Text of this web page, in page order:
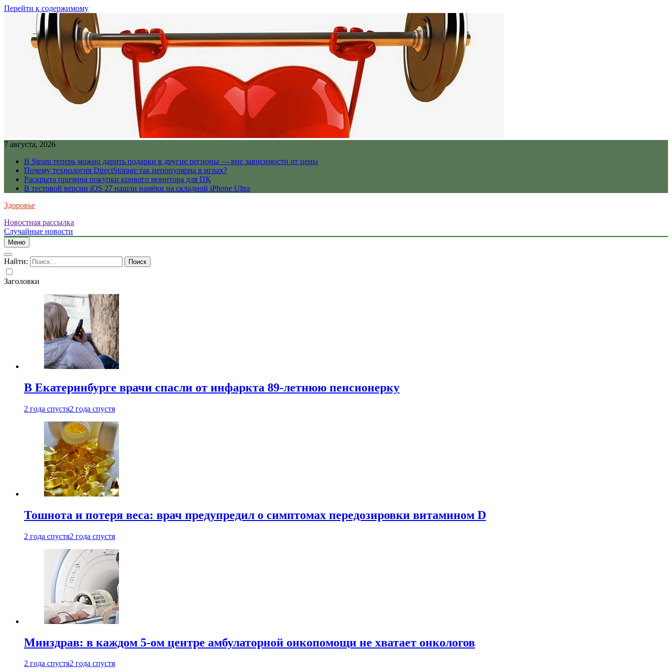
Перейти к содержимому
7 августа, 2026
В Steam теперь можно дарить подарки в другие регионы — вне зависимости от цены
Почему технология DirectStorage так непопулярна в играх?
Раскрыта причина покупки кривого монитора для ПК
В тестовой версии iOS 27 нашли намёки на складной iPhone Ultra
Здоровье
Новостная рассылка
Случайные новости
Меню
Найти:
Заголовки
В Екатеринбурге врачи спасли от инфаркта 89-летнюю пенсионерку
2 года спустя2 года спустя
Тошнота и потеря веса: врач предупредил о симптомах передозировки витамином D
2 года спустя2 года спустя
Минздрав: в каждом 5-ом центре амбулаторной онкопомощи не хватает онкологов
2 года спустя2 года спустя